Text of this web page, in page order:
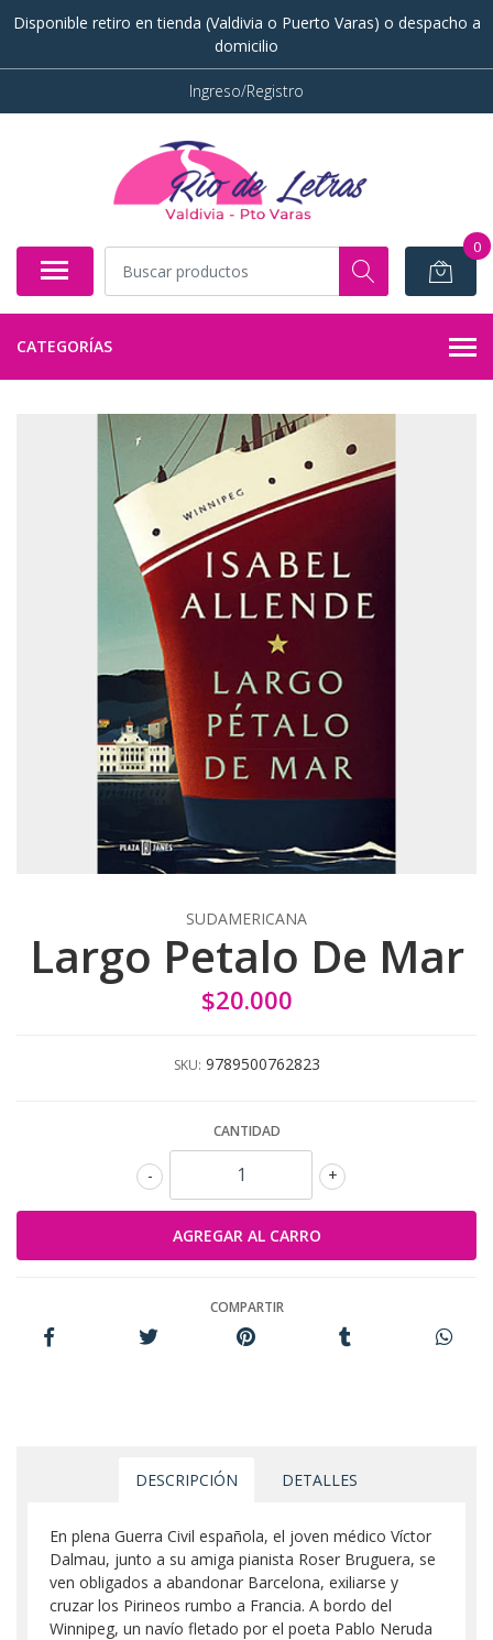
Disponible retiro en tienda (Valdivia o Puerto Varas) o despacho a
domicilio
Ingreso/Registro
0
CATEGORÍAS
SUDAMERICANA
Largo Petalo De Mar
$20.000
SKU: 9789500762823
CANTIDAD
+
-
COMPARTIR
DESCRIPCIÓN DETALLES
En plena Guerra Civil española, el joven médico Víctor
Dalmau, junto a su amiga pianista Roser Bruguera, se
ven obligados a abandonar Barcelona, exiliarse y
cruzar los Pirineos rumbo a Francia. A bordo del
Winnipeg, un navío fletado por el poeta Pablo Neruda